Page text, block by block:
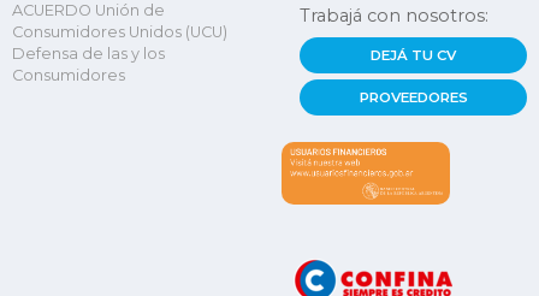
ACUERDO Unión de
Consumidores Unidos (UCU)
Defensa de las y los
Consumidores
Trabajá con nosotros:
DEJÁ TU CV
PROVEEDORES